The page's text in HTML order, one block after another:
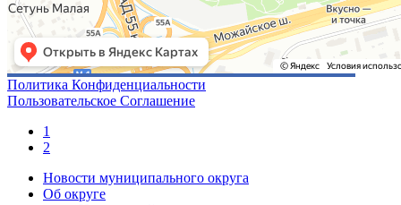
Политика Конфиденциальности
Пользовательское Соглашение
1
2
Новости муниципального округа
Об округе